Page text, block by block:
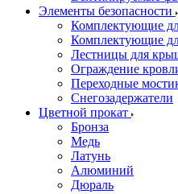
Элементы безопасности
Комплектующие
Комплектующие
Лестницы для
Ограждение
Переходные
Снегозадержатели
Цветной прокат
Бронза
Медь
Латунь
Алюминий
Дюраль